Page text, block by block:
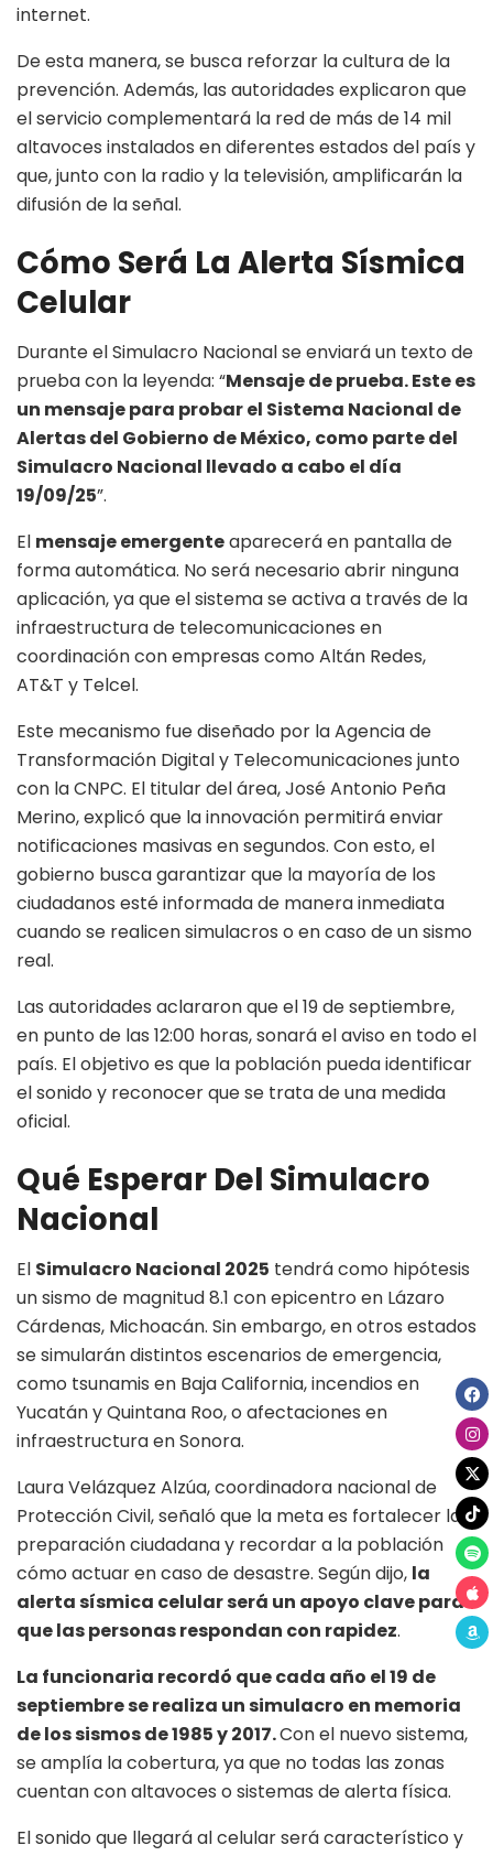
internet.
De esta manera, se busca reforzar la cultura de la
prevención. Además, las autoridades explicaron que
el servicio complementará la red de más de 14 mil
altavoces instalados en diferentes estados del país y
que, junto con la radio y la televisión, amplificarán la
difusión de la señal.
Cómo Será La Alerta Sísmica
Celular
Durante el Simulacro Nacional se enviará un texto de
prueba con la leyenda: “Mensaje de prueba. Este es
un mensaje para probar el Sistema Nacional de
Alertas del Gobierno de México, como parte del
Simulacro Nacional llevado a cabo el día
19/09/25”.
El mensaje emergenteaparecerá en pantalla de
forma automática. No será necesario abrir ninguna
aplicación, ya que el sistema se activa a través de la
infraestructura de telecomunicaciones en
coordinación con empresas como Altán Redes,
AT&T y Telcel.
Este mecanismo fue diseñado por la Agencia de
Transformación Digital y Telecomunicaciones junto
con la CNPC. El titular del área, José Antonio Peña
Merino, explicó que la innovación permitirá enviar
notificaciones masivas en segundos. Con esto, el
gobierno busca garantizar que la mayoría de los
ciudadanos esté informada de manera inmediata
cuando se realicen simulacros o en caso de un sismo
real.
Las autoridades aclararon que el 19 de septiembre,
en punto de las 12:00 horas, sonará el aviso en todo el
país. El objetivo es que la población pueda identificar
el sonido y reconocer que se trata de una medida
oficial.
Qué Esperar Del Simulacro
Nacional
El Simulacro Nacional 2025 tendrá como hipótesis
un sismo de magnitud 8.1 con epicentro en Lázaro
Cárdenas, Michoacán. Sin embargo, en otros estados
se simularán distintos escenarios de emergencia,
como tsunamis en Baja California, incendios en
Yucatán y Quintana Roo, o afectaciones en
infraestructura en Sonora.
Laura Velázquez Alzúa, coordinadora nacional de
Protección Civil, señaló que la meta es fortalecer la
preparación ciudadana y recordar a la población
cómo actuar en caso de desastre. Según dijo, la
alerta sísmica celular será un apoyo clave para
que las personas respondan con rapidez.
La funcionaria recordó que cada año el 19 de
septiembre se realiza un simulacro en memoria
de los sismos de 1985 y 2017.Con el nuevo sistema,
se amplía la cobertura, ya que no todas las zonas
cuentan con altavoces o sistemas de alerta física.
El sonido que llegará al celular será característico y